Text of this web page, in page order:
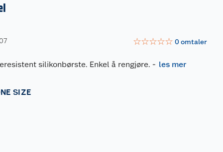
☆☆☆☆☆ 0omtaler
silikonbørste. Enkel å rengjøre. - les mer
SIZE